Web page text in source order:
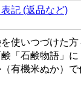
記 (返品など)
使いつづけた方
「石鹸物語」に
有機米ぬか）